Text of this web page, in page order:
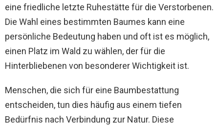
eine friedliche letzte Ruhestätte für die Verstorbenen.
Die Wahl eines bestimmten Baumes kann eine
persönliche Bedeutung haben und oft ist es möglich,
einen Platz im Wald zu wählen, der für die
Hinterbliebenen von besonderer Wichtigkeit ist.
Menschen, die sich für eine Baumbestattung
entscheiden, tun dies häufig aus einem tiefen
Bedürfnis nach Verbindung zur Natur. Diese